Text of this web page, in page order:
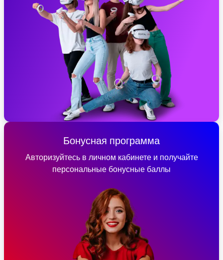
Бонусная программа
Авторизуйтесь в личном кабинете и получайте
персональные бонусные баллы